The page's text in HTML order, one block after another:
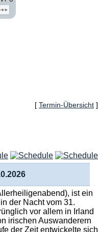
[ Termin-Übersicht ]
ist ein
der Nacht vom 31.
vor allem in Irland
irischen Auswanderern
der Zeit entwickelte sich